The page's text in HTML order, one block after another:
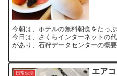
今朝は、ホテルの無料朝食をたっ
今日は、さくらインターネットの
があり、石狩データセンターの概
日常生活
エア